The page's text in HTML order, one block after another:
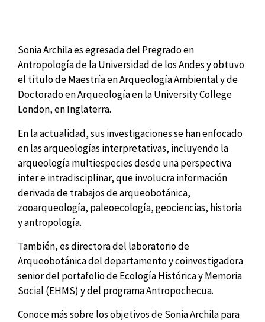
Sonia Archila es egresada del Pregrado en
Antropología de la Universidad de los Andes y obtuvo
el título de Maestría en Arqueología Ambiental y de
Doctorado en Arqueología en la University College
London, en Inglaterra.
En la actualidad, sus investigaciones se han enfocado
en las arqueologías interpretativas, incluyendo la
arqueología multiespecies desde una perspectiva
inter e intradisciplinar, que involucra información
derivada de trabajos de arqueobotánica,
zooarqueología, paleoecología, geociencias, historia
y antropología.
También, es directora del laboratorio de
Arqueobotánica del departamento y coinvestigadora
senior del portafolio de Ecología Histórica y Memoria
Social (EHMS) y del programa Antropochecua.
Conoce más sobre los objetivos de Sonia Archila para